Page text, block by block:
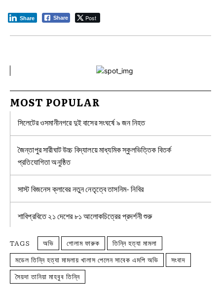
Share Post
Share
MOST POPULAR
সিলেটের ওসমানীনগরে দুই বাসের সংঘর্ষে ৯ জন নিহত
জৈন্তাপুর সারীঘাট উচ্চ বিদ্যালয়ে মাধ্যমিক স্কুলভিত্তিক বিতর্ক
প্রতিযোগিতা অনুষ্ঠিত
সাস্ট বিজনেস ক্লাবের নতুন নেতৃত্বে তাসনিম- নিবির
শাবিপ্রবিতে ২১ দেশের ৮১ আলোকচিত্রের প্রদর্শনী শুরু
TAGS অভি গোলাম ফারুক
তিন্নি হত্যা মামলা
মডেল তিন্নি হত্যা মামলায় খালাস পেলেন সাবেক এমপি অভি
সংবাদ
সৈয়দা তানিয়া মাহবুব তিন্নি